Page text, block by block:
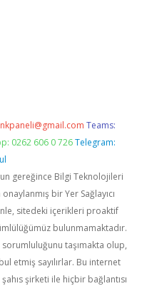
Teams:
0262 606 0 726 Telegram:
gereğince Bilgi Teknolojileri
bir Yer Sağlayıcı
sitedeki içerikleri proaktif
bulunmamaktadır.
taşımakta olup,
etmiş sayılırlar. Bu internet
şirketi ile hiçbir bağlantısı